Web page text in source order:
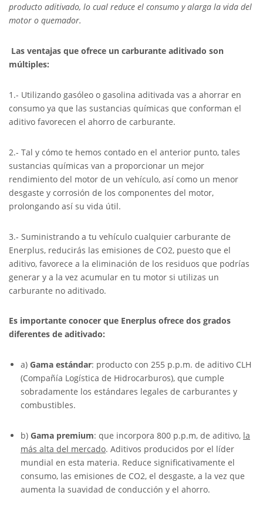
producto aditivado, lo cual reduce el consumo y alarga la vida del
motor o quemador.
Las ventajas que ofrece un carburante aditivado son
múltiples:
1.- Utilizando gasóleo o gasolina aditivada vas a ahorrar en
consumo ya que las sustancias químicas que conforman el
aditivo favorecen el ahorro de carburante.
2.- Tal y cómo te hemos contado en el anterior punto, tales
sustancias químicas van a proporcionar un mejor
rendimiento del motor de un vehículo, así como un menor
desgaste y corrosión de los componentes del motor,
prolongando así su vida útil.
3.- Suministrando a tu vehículo cualquier carburante de
Enerplus, reducirás las emisiones de CO2, puesto que el
aditivo, favorece a la eliminación de los residuos que podrías
generar y a la vez acumular en tu motor si utilizas un
carburante no aditivado.
Es importante conocer que Enerplus ofrece dos grados
diferentes de aditivado:
a) Gama estándar: producto con 255 p.p.m. de aditivo CLH
(Compañía Logística de Hidrocarburos), que cumple
sobradamente los estándares legales de carburantes y
combustibles.
b) Gama premium: que incorpora 800 p.p.m, de aditivo, la
más alta del mercado. Aditivos producidos por el líder
mundial en esta materia. Reduce significativamente el
consumo, las emisiones de CO2, el desgaste, a la vez que
aumenta la suavidad de conducción y el ahorro.